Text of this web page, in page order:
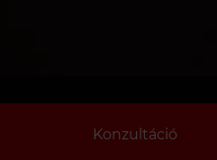
Konzultáció